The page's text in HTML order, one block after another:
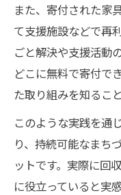
また、寄付された家
て支援施設などで再
ごと解決や支援活動
どこに無料で寄付で
た取り組みを知るこ
このような実践を通
り、持続可能なまち
ットです。実際に回
に役立っていると実